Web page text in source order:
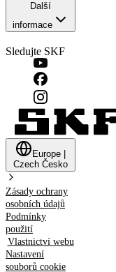
Další
informace
Sledujte SKF
Europe
Czech Česko
Zásady ochrany
osobních údajů
Podmínky
použití
Vlastnictví webu
Nastavení
souborů cookie